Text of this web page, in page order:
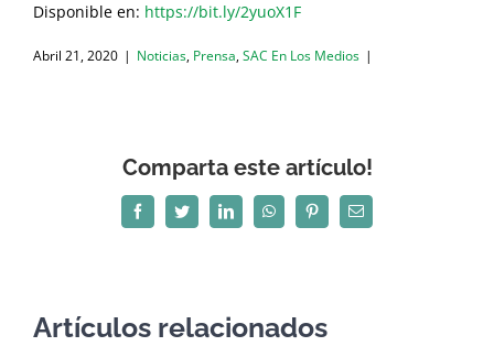
Disponible en: https://bit.ly/2yuoX1F
Abril 21, 2020 | Noticias, Prensa,SAC En Los Medios |
Comparta este artículo!
FacebookTwitterLinkedInWhatsAppPinterestCorreo
electrónico
Artículos relacionados